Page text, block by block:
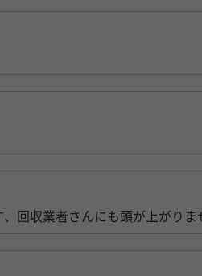
回収業者さんにも頭が上がりま